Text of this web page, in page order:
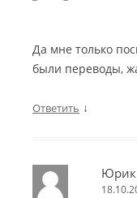
Да мне только
были переводы,
Ответить ↓
Юрик